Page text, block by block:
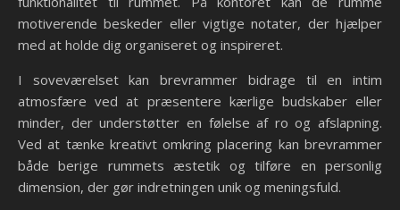
motiverende beskeder eller vigtige notater, der hjælper
med at holde dig organiseret og inspireret.
I soveværelset kan brevrammer bidrage til en intim
atmosfære ved at præsentere kærlige budskaber eller
minder, der understøtter en følelse af ro og afslapning.
Ved at tænke kreativt omkring placering kan brevrammer
både berige rummets æstetik og tilføre en personlig
dimension, der gør indretningen unik og meningsfuld.